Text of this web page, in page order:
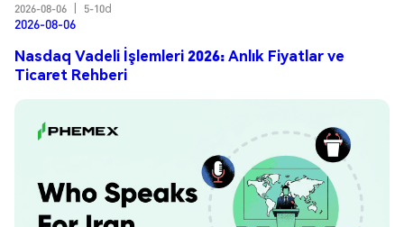
2026-08-06
5-10d
2026-08-06
Nasdaq Vadeli İşlemleri 2026: Anlık Fiyatlar ve
Ticaret Rehberi